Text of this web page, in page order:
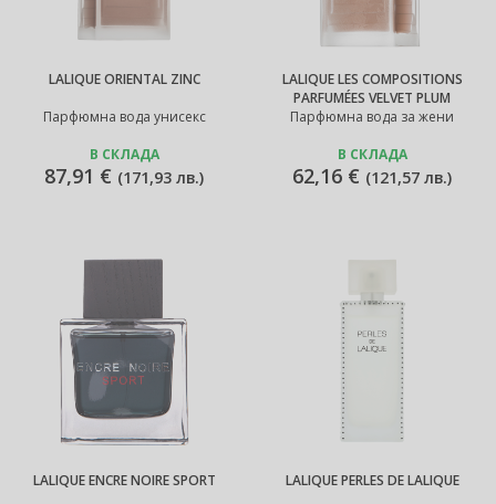
LALIQUE ORIENTAL ZINC
Парфюмна вода унисекс
В СКЛАДА
87,91 € (171,93 лв.)
LALIQUE LES COMPOSITIONS
PARFUMÉES VELVET PLUM
Парфюмна вода за жени
В СКЛАДА
62,16 € (121,57 лв.)
LALIQUE ENCRE NOIRE SPORT
LALIQUE PERLES DE LALIQUE